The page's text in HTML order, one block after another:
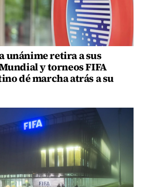
unánime retira a sus
y torneos FIFA
dé marcha atrás a su